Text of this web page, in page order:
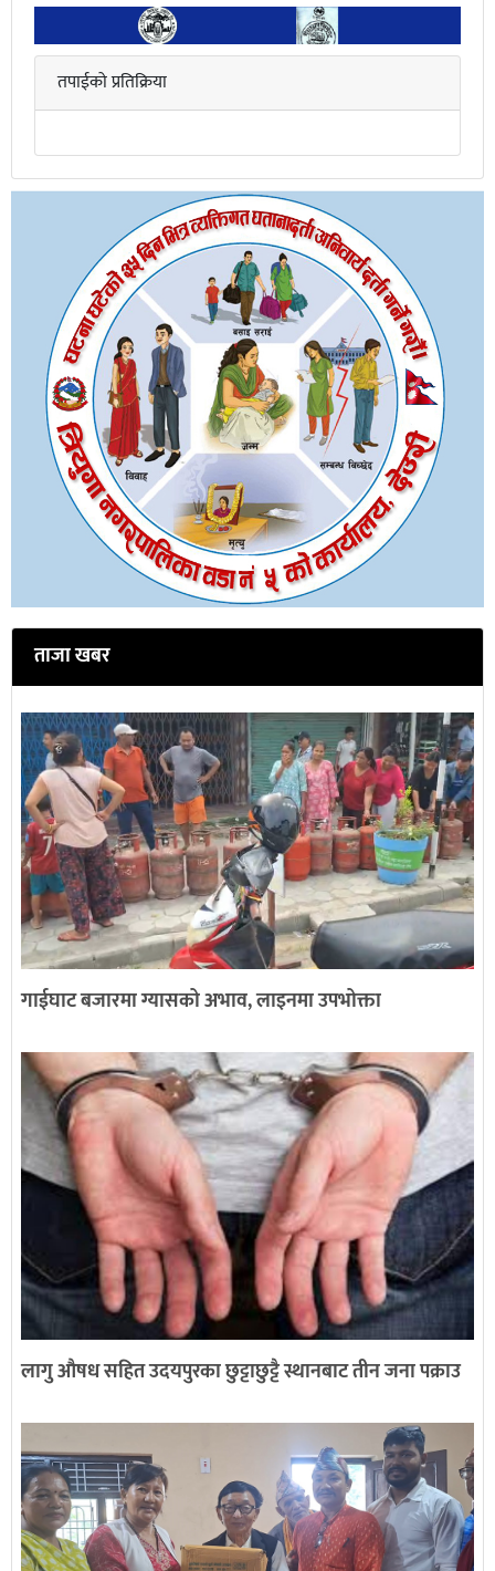
तपाईको प्रतिक्रिया
ताजा खबर
गाईघाट बजारमा ग्यासको अभाव, लाइनमा उपभोक्ता
लागु औषध सहित उदयपुरका छुट्टाछुट्टै स्थानबाट तीन जना पक्राउ